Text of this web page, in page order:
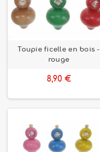
Toupie ficelle en bois -
rouge
8,90 €